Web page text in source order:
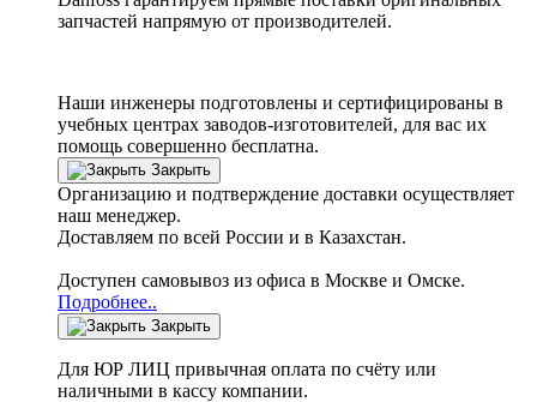
запчастей напрямую от производителей.
Наши инженеры подготовлены и сертифицированы в
учебных центрах заводов-изготовителей, для вас их
помощь совершенно бесплатна.
Закрыть
Организацию и подтверждение доставки осуществляет
наш менеджер.
Доставляем по всей России и в Казахстан.
Доступен самовывоз из офиса в Москве и Омске.
Подробнее..
Закрыть
Для ЮР ЛИЦ привычная оплата по счёту или
наличными в кассу компании.